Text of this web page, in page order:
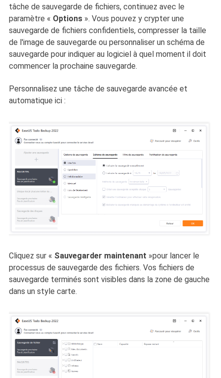
tâche de sauvegarde de fichiers, continuez avec le
paramètre « Options ». Vous pouvez y crypter une
sauvegarde de fichiers confidentiels, compresser la taille
de l'image de sauvegarde ou personnaliser un schéma de
sauvegarde pour indiquer au logiciel à quel moment il doit
commencer la prochaine sauvegarde.
Personnalisez une tâche de sauvegarde avancée et
automatique ici :
Cliquez sur « Sauvegarder maintenant »pour lancer le
processus de sauvegarde des fichiers. Vos fichiers de
sauvegarde terminés sont visibles dans la zone de gauche
dans un style carte.